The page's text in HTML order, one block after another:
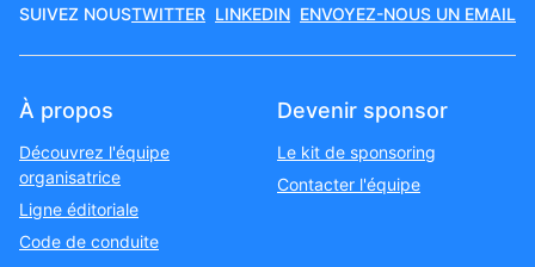
SUIVEZ NOUSTWITTER LINKEDIN ENVOYEZ-NOUS UN EMAIL
À propos
Découvrez l'équipe
organisatrice
Ligne éditoriale
Code de conduite
Devenir sponsor
Le kit de sponsoring
Contacter l'équipe